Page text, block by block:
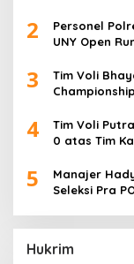
2
Personel
UNY Open
3
Tim Voli
4
Tim Voli
0 atas Tim
5
Manajer
Seleksi Pra
Hukrim